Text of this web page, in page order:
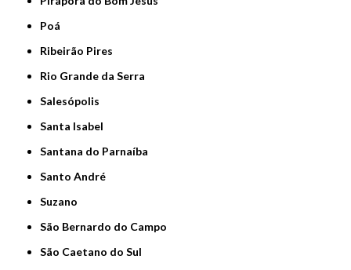
Poá
Ribeirão Pires
Rio Grande da Serra
Salesópolis
Santa Isabel
Santana do Parnaíba
Santo André
Suzano
São Bernardo do Campo
São Caetano do Sul